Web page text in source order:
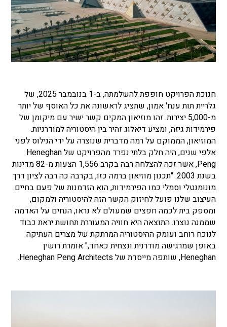
חנוכת הפרויקט חופפת להשלמתה, ב-1 בנובמבר 2025, של
גלריית תות ענח' אמון, שתציג לראשונה את כל האוסף של יותר
מ-5,000 יצירות. זהו מוזיאון המקים קשר ישיר עם מיקומן של
פירמידות גיזה, ומציע דיאלוג זהיר בין היסטוריה למודרניות.
המוזיאון, הממוקם על רמה מדברית שנוצרה על ידי הנילוס לפני
אלפי שנים, היה חלק בלתי נפרד מהפרויקט שלHeneghan
Peng
, אשר זכה להצלחה רבה בקרב 1,556 הצעות מ-82 מדינות
בשנת 2003.
"תכנון מוזיאון ברמה כזו, בקרבה כה רבה לציון דרך
מונומנטלי וסמלי כמו הפירמידות, הוא הזדמנות של פעם בחיים.
העיצוב שלנו פועל לחיזוק הקשר הזה להיסטוריה ולמקום,
ומספק בית לכמה חפצים שמעולם לא נראו, הנחים על האדמה
שממנה נוצרו. התוצאה היא חוויה המעוררת תחושת יראת כבוד
לנוכח רוחב ועומק ההיסטוריה המרתקת של מצרים העתיקה
באופן שמרגישה מודרנית ונצחית כאחד," אומרתרושין
Heneghan
, שותפה מייסדת שלHeneghan Peng Architects
.